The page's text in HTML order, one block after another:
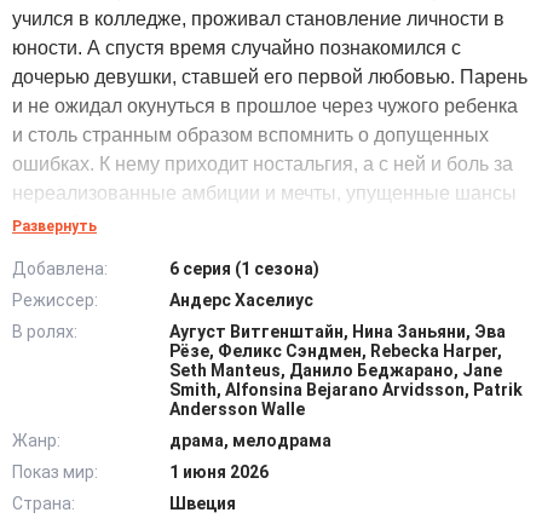
учился в колледже, проживал становление личности в
юности. А спустя время случайно познакомился с
дочерью девушки, ставшей его первой любовью. Парень
и не ожидал окунуться в прошлое через чужого ребенка
и столь странным образом вспомнить о допущенных
ошибках. К нему приходит ностальгия, а с ней и боль за
нереализованные амбиции и мечты, упущенные шансы
что-либо исправить, доказать, с кем-то примириться или
проистекают для героя довольно тяжело. Он и не думал
тогда, в студенчестве, чем обернутся некоторые его
решения или непродуманные слова. Лишь годы спустя
это можно оценить и увидеть последствия воочию.
Любовь приносила и радость, вдохновение, рисовала
она же стала причиной появления травмы,
разочарований. Хьюго сводит факты воедино, пытаясь
понять, является ли девочка его дочерью. @Filmix.fan
Развернуть
Добавлена:
6 серия (1 сезона)
Режиссер:
Андерс Хаселиус
В ролях:
Аугуст Витгенштайн, Нина Заньяни, Эва
Рёзе, Феликс Сэндмен, Rebecka Harper,
Seth Manteus, Данило Беджарано, Jane
Smith, Alfonsina Bejarano Arvidsson, Patrik
Andersson Walle
Жанр:
драма, мелодрама
Показ мир:
1 июня 2026
Страна:
Швеция